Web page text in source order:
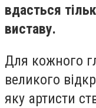
вдасться
виставу.
Для кожного
великого
яку артисти